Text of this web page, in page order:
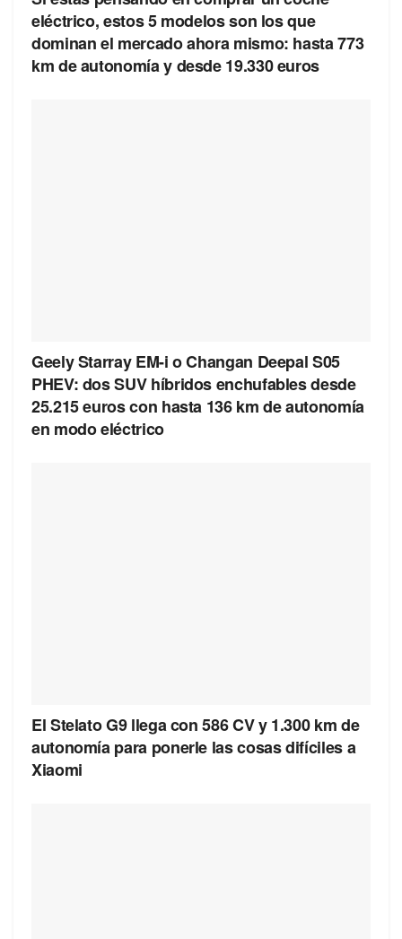
eléctrico, estos 5 modelos son los que
dominan el mercado ahora mismo: hasta 773
km de autonomía y desde 19.330 euros
Geely Starray EM-i o Changan Deepal S05
PHEV: dos SUV híbridos enchufables desde
25.215 euros con hasta 136 km de autonomía
en modo eléctrico
El Stelato G9 llega con 586 CV y 1.300 km de
autonomía para ponerle las cosas difíciles a
Xiaomi